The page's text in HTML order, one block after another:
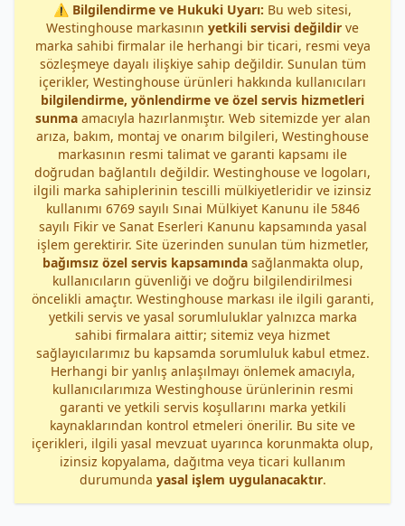
⚠️ Bilgilendirme ve Hukuki Uyarı: Bu web sitesi,
Westinghouse markasının yetkili servisi değildir ve
marka sahibi firmalar ile herhangi bir ticari, resmi veya
sözleşmeye dayalı ilişkiye sahip değildir. Sunulan tüm
içerikler, Westinghouse ürünleri hakkında kullanıcıları
bilgilendirme, yönlendirme ve özel servis hizmetleri
sunmaamacıyla hazırlanmıştır. Web sitemizde yer alan
arıza, bakım, montaj ve onarım bilgileri, Westinghouse
markasının resmi talimat ve garanti kapsamı ile
doğrudan bağlantılı değildir. Westinghouse ve logoları,
ilgili marka sahiplerinin tescilli mülkiyetleridir ve izinsiz
kullanımı 6769 sayılı Sınai Mülkiyet Kanunu ile 5846
sayılı Fikir ve Sanat Eserleri Kanunu kapsamında yasal
işlem gerektirir. Site üzerinden sunulan tüm hizmetler,
bağımsız özel servis kapsamındasağlanmakta olup,
kullanıcıların güvenliği ve doğru bilgilendirilmesi
öncelikli amaçtır. Westinghouse markası ile ilgili garanti,
yetkili servis ve yasal sorumluluklar yalnızca marka
sahibi firmalara aittir; sitemiz veya hizmet
sağlayıcılarımız bu kapsamda sorumluluk kabul etmez.
Herhangi bir yanlış anlaşılmayı önlemek amacıyla,
kullanıcılarımıza Westinghouse ürünlerinin resmi
garanti ve yetkili servis koşullarını marka yetkili
kaynaklarından kontrol etmeleri önerilir. Bu site ve
içerikleri, ilgili yasal mevzuat uyarınca korunmakta olup,
izinsiz kopyalama, dağıtma veya ticari kullanım
durumunda yasal işlem uygulanacaktır.